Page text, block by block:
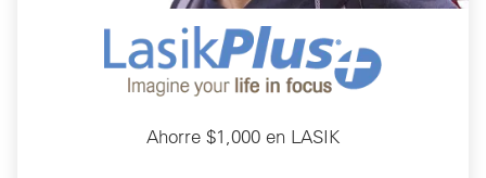
Ahorre $1,000 en LASIK